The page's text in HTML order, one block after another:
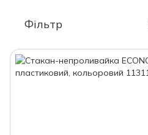
Фільтр